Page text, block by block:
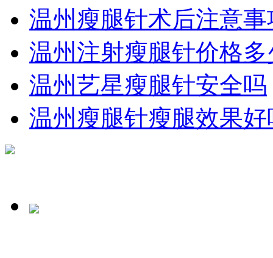
温州瘦腿针术后注意事
温州注射瘦腿针价格多
温州艺星瘦腿针安全吗
温州瘦腿针瘦腿效果好